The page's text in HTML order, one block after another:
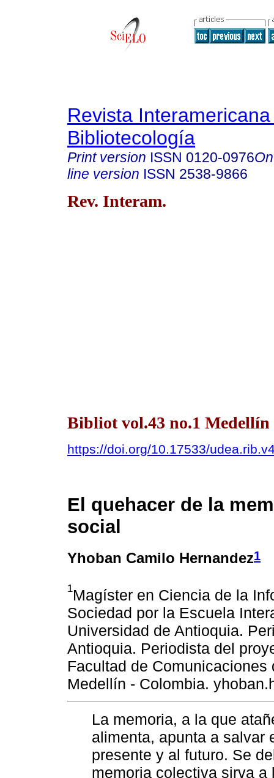
Revista
Bibliotecología
Print version ISSN 0120-0976
line version ISSN 2538-9866
Rev. Interam.
Bibliot vol.43 no.1 Medellín
https://doi.org/10.17533/
El quehacer de la
social
Yhoban Camilo Hernandez1
1Magíster en Ciencia de la
Sociedad por la Escuela
Universidad de Antioquia.
Antioquia. Periodista del
Facultad de
Medellín - Colombia.
La memoria, a la que
alimenta, apunta a salvar
presente y al futuro. Se
memoria colectiva sirva